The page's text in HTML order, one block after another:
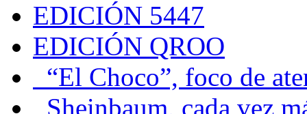
EDICIÓN 5447
EDICIÓN QROO
“El Choco”, foco de
Sheinbaum, cada vez